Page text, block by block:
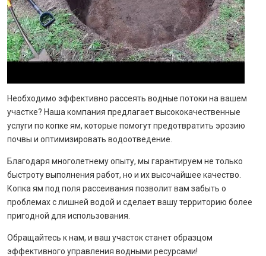
Необходимо эффективно рассеять водные потоки на вашем
участке? Наша компания предлагает высококачественные
услуги по копке ям, которые помогут предотвратить эрозию
почвы и оптимизировать водоотведение.
Благодаря многолетнему опыту, мы гарантируем не только
быстроту выполнения работ, но и их высочайшее качество.
Копка ям под поля рассеивания позволит вам забыть о
проблемах с лишней водой и сделает вашу территорию более
пригодной для использования.
Обращайтесь к нам, и ваш участок станет образцом
эффективного управления водными ресурсами!